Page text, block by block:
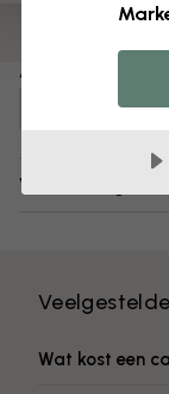
Kleuren
Artikelnummer:
Verzending en
Wat kost een